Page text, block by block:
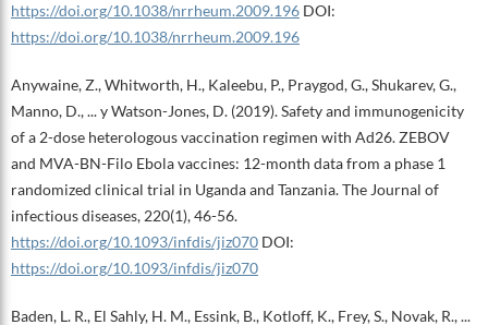
https://doi.org/10.1038/nrrheum.2009.196DOI:
https://doi.org/10.1038/nrrheum.2009.196
Anywaine, Z., Whitworth, H., Kaleebu, P., Praygod, G., Shukarev, G.,
Manno, D., ... y Watson-Jones, D. (2019). Safety and immunogenicity
of a 2-dose heterologous vaccination regimen with Ad26. ZEBOV
and MVA-BN-Filo Ebola vaccines: 12-month data from a phase 1
randomized clinical trial in Uganda and Tanzania. The Journal of
infectious diseases, 220(1), 46-56.
https://doi.org/10.1093/infdis/jiz070DOI:
https://doi.org/10.1093/infdis/jiz070
Baden, L. R., El Sahly, H. M., Essink, B., Kotloff, K., Frey, S., Novak, R., ...